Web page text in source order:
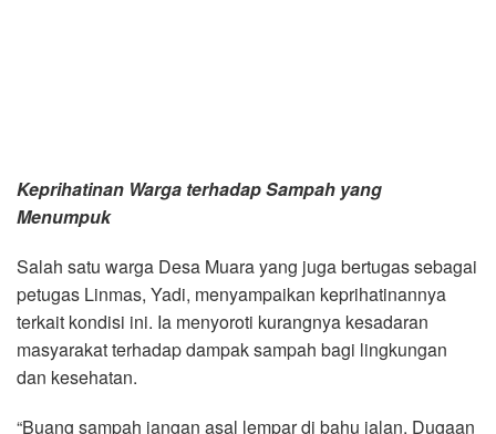
Keprihatinan Warga terhadap Sampah yang
Menumpuk
Salah satu warga Desa Muara yang juga bertugas sebagai
petugas Linmas, Yadi, menyampaikan keprihatinannya
terkait kondisi ini. Ia menyoroti kurangnya kesadaran
masyarakat terhadap dampak sampah bagi lingkungan
dan kesehatan.
“Buang sampah jangan asal lempar di bahu jalan. Dugaan